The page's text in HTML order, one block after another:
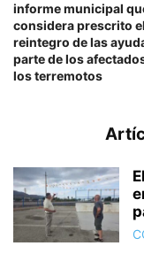
informe municipal
considera prescrito el
reintegro de las
parte de los
los terremotos